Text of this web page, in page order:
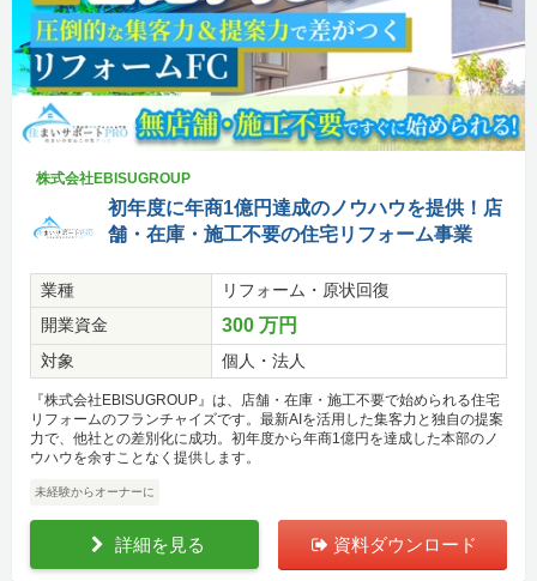
株式会社EBISUGROUP
初年度に年商1億円達成のノウハウを提供！店
舗・在庫・施工不要の住宅リフォーム事業
業種
リフォーム・原状回復
開業資金
300 万円
対象 個人・法人
『株式会社EBISUGROUP』は、店舗・在庫・施工不要で始められる住宅
リフォームのフランチャイズです。最新AIを活用した集客力と独自の提案
力で、他社との差別化に成功。初年度から年商1億円を達成した本部のノ
ウハウを余すことなく提供します。
未経験からオーナーに
詳細を見る 資料ダウンロード